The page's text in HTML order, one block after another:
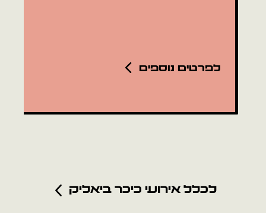
לפרטים נוספים
לכלל אירועי כיכר ביאליק